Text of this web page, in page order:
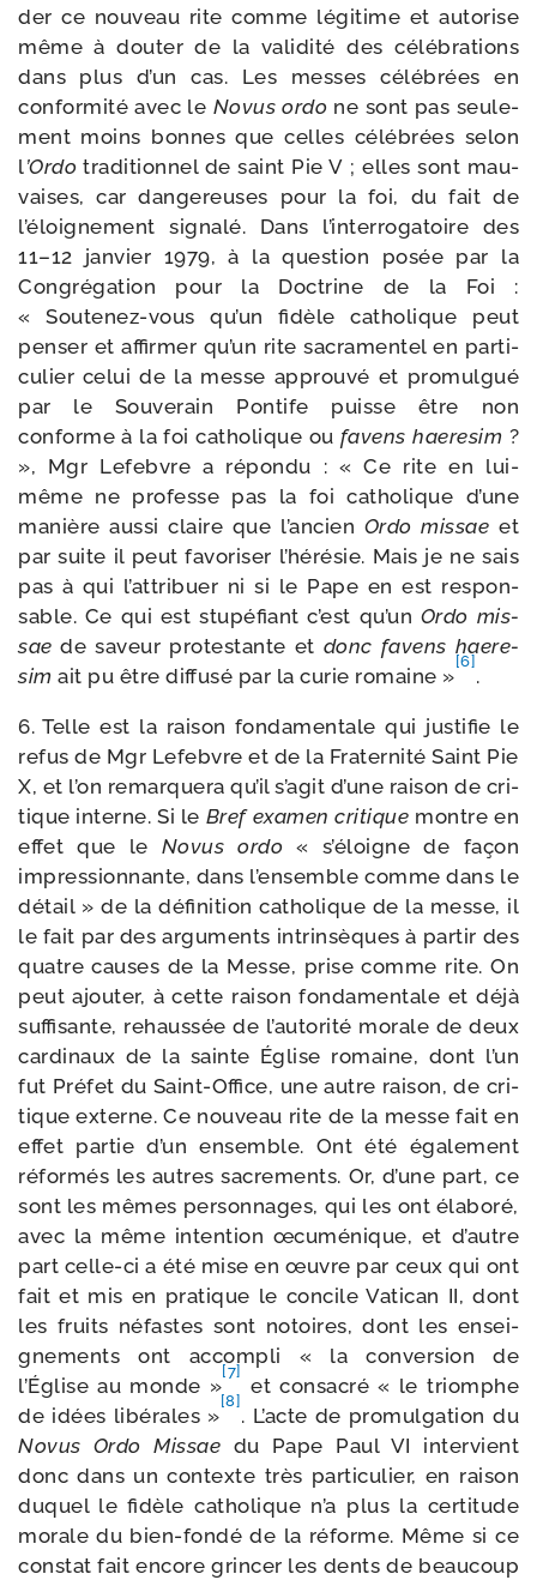
der ce nou­veau rite comme légi­time et auto­rise
même à dou­ter de la vali­di­té des célé­bra­tions
dans plus d’un cas. Les messes célé­brées en
confor­mi­té avec le Novus ordo ne sont pas seule­
ment moins bonnes que celles célé­brées selon
l’Ordo tra­di­tion­nel de saint Pie V ; elles sont mau­
vaises, car dan­ge­reuses pour la foi, du fait de
l’éloignement signa­lé. Dans l’interrogatoire des
11–12 jan­vier 1979, à la ques­tion posée par la
Congrégation pour la Doctrine de la Foi :
« Soutenez-​vous qu’un fidèle catho­lique peut
pen­ser et affir­mer qu’un rite sacra­men­tel en par­ti­
cu­lier celui de la messe approu­vé et pro­mul­gué
par le Souverain Pontife puisse être non
conforme à la foi catho­lique ou favens hae­re­sim ?
», Mgr Lefebvre a répon­du : « Ce rite en lui-​
même ne pro­fesse pas la foi catho­lique d’une
manière aus­si claire que l’ancien Ordo mis­sae et
par suite il peut favo­ri­ser l’hérésie. Mais je ne sais
pas à qui l’attribuer ni si le Pape en est res­pon­
sable. Ce qui est stu­pé­fiant c’est qu’un Ordo mis­
sae de saveur pro­tes­tante et donc favens hae­re­
sim ait pu être dif­fu­sé par la curie romaine »
[6]
.
6. Telle est la rai­son fon­da­men­tale qui jus­ti­fie le
refus de Mgr Lefebvre et de la Fraternité Saint Pie
X, et l’on remar­que­ra qu’il s’agit d’une rai­son de cri­
tique interne. Si le Bref exa­men cri­tique montre en
effet que le Novus ordo« s’é­loigne de façon
impres­sion­nante, dans l’en­semble comme dans le
détail » de la défi­ni­tion catho­lique de la messe, il
le fait par des argu­ments intrin­sèques à par­tir des
quatre causes de la Messe, prise comme rite. On
peut ajou­ter, à cette rai­son fon­da­men­tale et déjà
suf­fi­sante, rehaus­sée de l’autorité morale de deux
car­di­naux de la sainte Église romaine, dont l’un
fut Préfet du Saint-​Office, une autre rai­son, de cri­
tique externe. Ce nou­veau rite de la messe fait en
effet par­tie d’un ensemble. Ont été éga­le­ment
réfor­més les autres sacre­ments. Or, d’une part, ce
sont les mêmes per­son­nages, qui les ont éla­bo­ré,
avec la même inten­tion œcu­mé­nique, et d’autre
part celle-​ci a été mise en œuvre par ceux qui ont
fait et mis en pra­tique le concile Vatican II, dont
les fruits néfastes sont notoires, dont les ensei­
gne­ments ont accom­pli « la conver­sion de
l’Église au monde »
[7]
et consa­cré « le triomphe
de idées libé­rales »
[8]
. L’acte de pro­mul­ga­tion du
Novus Ordo Missae du Pape Paul VI inter­vient
donc dans un contexte très par­ti­cu­lier, en rai­son
duquel le fidèle catho­lique n’a plus la cer­ti­tude
morale du bien-​fondé de la réforme. Même si ce
constat fait encore grin­cer les dents de beau­coup